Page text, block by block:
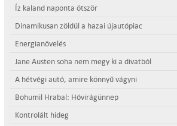
Íz kaland naponta ötször
Dinamikusan zöldül a hazai újautópiac
Energianövelés
Jane Austen soha nem megy ki a divatból
A hétvégi autó, amire könnyű vágyni
Bohumil Hrabal: Hóvirágünnep
Kontrolált hideg